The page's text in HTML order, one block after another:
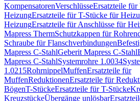
KompensatorenVerschlüsseErsatzteile für
HeizungErsatzteile für T-Stücke für
HeizungErsatzteile für Anschlüsse für
Mapress ThermSchutzkappen für
Schraube für Flanschverbindungen
Mapress C-StahlGeberit Mapress C-Stahl
Mapress C-StahlSystemrohre 1.0034
1.0215RohrnippelMuffenErsatzteile für
MuffenReduktionenErsatzteile für
BögenT-StückeErsatzteile für T-Stücke
KreuzstückeÜbergänge unlösbar